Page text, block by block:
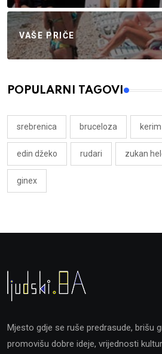
VAŠE PRIČE
POPULARNI TAGOVI
srebrenica bruceloza
edin džeko rudari zukan
ginex
Mjesto gdje se ruše predrasude, brišu
promovišu dobre ideje, vrijednosti